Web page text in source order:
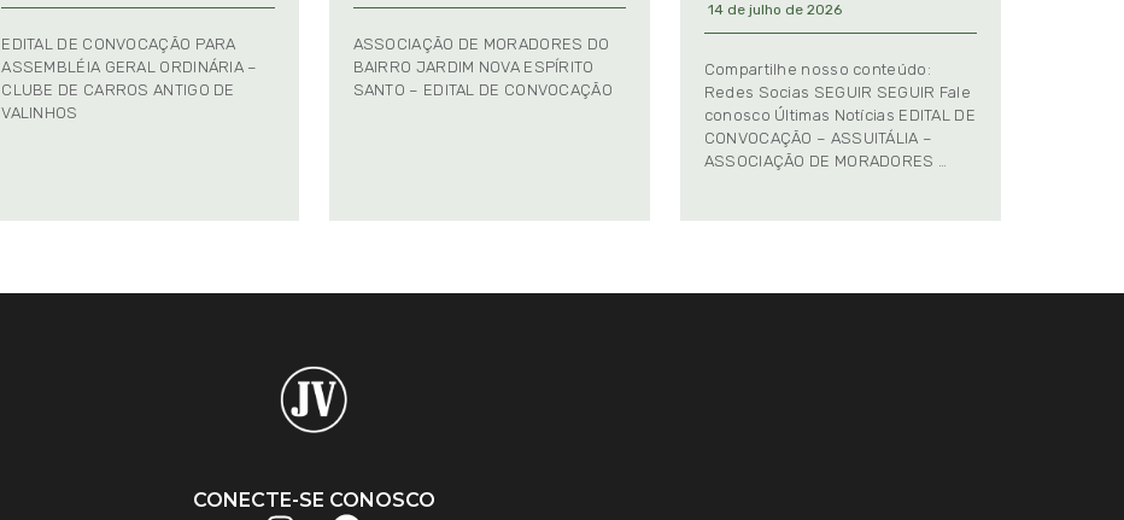
EDITAL DE CONVOCAÇÃO PARA
ASSEMBLÉIA GERAL ORDINÁRIA –
CLUBE DE CARROS ANTIGO DE
VALINHOS
ASSOCIAÇÃO DE MORADORES DO
BAIRRO JARDIM NOVA ESPÍRITO
SANTO – EDITAL DE CONVOCAÇÃO
14 de julho de 2026
Compartilhe nosso conteúdo:
Redes Socias SEGUIR SEGUIR Fale
conosco Últimas Notícias EDITAL DE
CONVOCAÇÃO – ASSUITÁLIA –
ASSOCIAÇÃO DE MORADORES …
CONECTE-SE CONOSCO